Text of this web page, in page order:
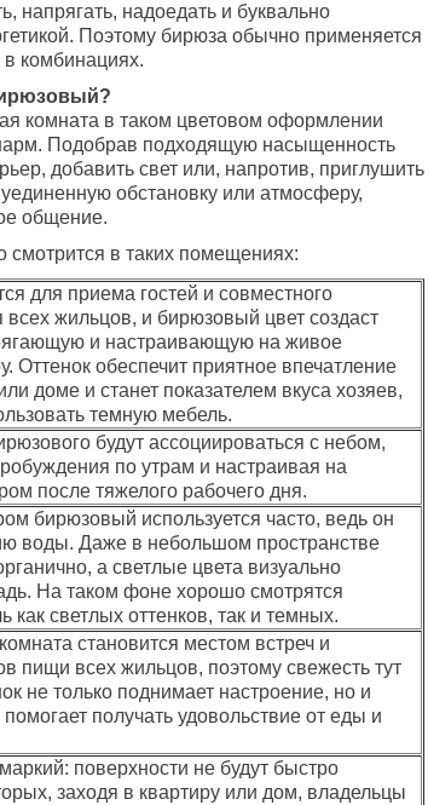
напрягать, надоедать и буквально
Поэтому бирюза обычно применяется
в комбинациях.
комната в таком цветовом оформлении
Подобрав подходящую насыщенность
добавить свет или, напротив, приглушить
обстановку или атмосферу,
общение.
смотрится в таких помещениях:
для приема гостей и совместного
жильцов, и бирюзовый цвет создаст
и настраивающую на живое
Оттенок обеспечит приятное впечатление
доме и станет показателем вкуса хозяев,
темную мебель.
будут ассоциироваться с небом,
по утрам и настраивая на
после тяжелого рабочего дня.
бирюзовый используется часто, ведь он
воды. Даже в небольшом пространстве
а светлые цвета визуально
На таком фоне хорошо смотрятся
как светлых оттенков, так и темных.
становится местом встреч и
пищи всех жильцов, поэтому свежесть тут
не только поднимает настроение, но и
получать удовольствие от еды и
поверхности не будут быстро
заходя в квартиру или дом, владельцы